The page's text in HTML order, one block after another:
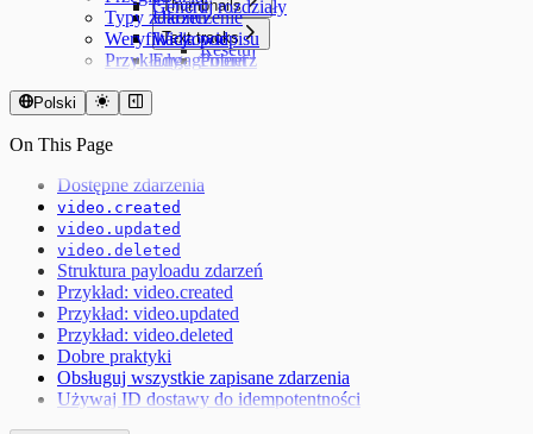
Thumbnails
Utwórz
Resetuj
Text tracks
Pobierz
Ukończenie
Widzowie
Engagement
Generuj rozdziały
Typy zdarzeń
Weryfikacja podpisu
Przykłady
Polski
On This Page
Dostępne zdarzenia
video.created
video.updated
video.deleted
Struktura payloadu zdarzeń
Przykład: video.created
Przykład: video.updated
Przykład: video.deleted
Dobre praktyki
Obsługuj wszystkie zapisane zdarzenia
Używaj ID dostawy do idempotentności